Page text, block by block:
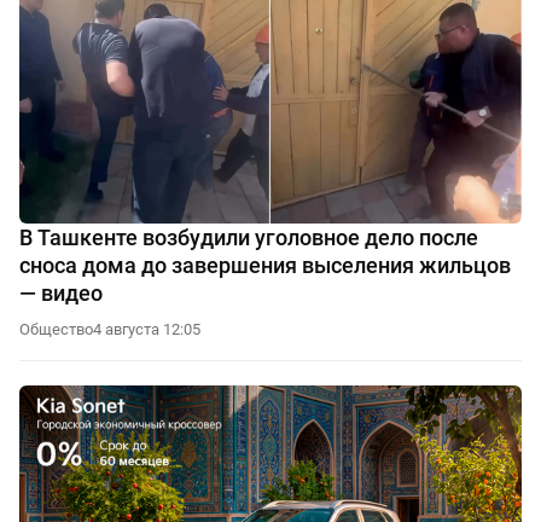
В Ташкенте возбудили уголовное дело после
сноса дома до завершения выселения жильцов
— видео
Общество4 августа 12:05